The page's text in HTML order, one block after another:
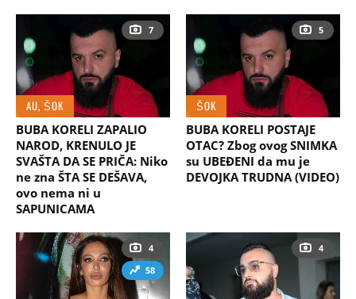
7
AU, ŠOK
BUBA KORELI ZAPALIO
NAROD, KRENULO JE
SVAŠTA DA SE PRIČA: Niko
ne zna ŠTA SE DEŠAVA,
ovo nema ni u
SAPUNICAMA
5
ŠOK
BUBA KORELI POSTAJE
OTAC? Zbog ovog SNIMKA
su UBEĐENI da mu je
DEVOJKA TRUDNA (VIDEO)
4
58
4